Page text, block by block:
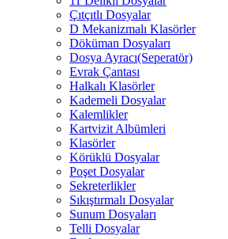
Çıtçıtlı Dosyalar
D Mekanizmalı Klasörler
Döküman Dosyaları
Dosya Ayracı(Seperatör)
Evrak Çantası
Halkalı Klasörler
Kademeli Dosyalar
Kalemlikler
Kartvizit Albümleri
Klasörler
Körüklü Dosyalar
Poşet Dosyalar
Sekreterlikler
Sıkıştırmalı Dosyalar
Sunum Dosyaları
Telli Dosyalar